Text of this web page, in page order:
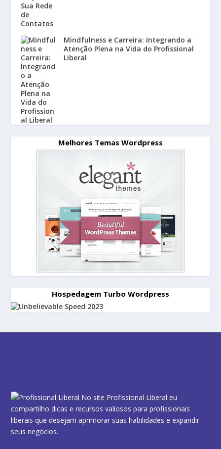
Mindfulness e Carreira: Integrando a
Atenção Plena na Vida do Profissional
Liberal
Melhores Temas Wordpress
Hospedagem Turbo Wordpress
No site Profissional Liberal eu
compartilho dicas e recursos valiosos para profissionais
liberais que desejam aprimorar suas habilidades e expandir
seus negócios.